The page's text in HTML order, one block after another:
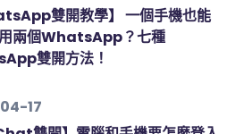
雙開教學】 一個手機也能
兩個WhatsApp？七種
雙開方法！
17